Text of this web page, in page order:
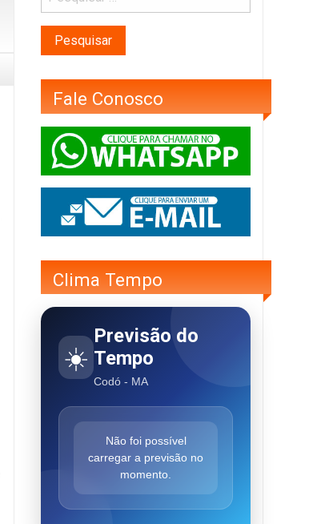
Fale Conosco
Clima Tempo
☀️
Previsão do
Tempo
Codó - MA
Não foi possível
carregar a previsão no
momento.